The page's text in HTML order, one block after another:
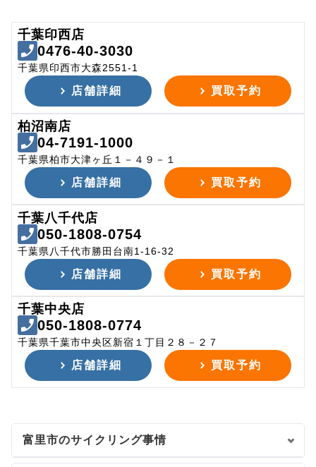
千葉印西店
0476-40-3030
千葉県印西市大森2551-1
店舗詳細 買取予約
柏沼南店
04-7191-1000
千葉県柏市大津ヶ丘１－４９－１
店舗詳細 買取予約
千葉八千代店
050-1808-0754
千葉県八千代市勝田台南1-16-32
店舗詳細 買取予約
千葉中央店
050-1808-0774
千葉県千葉市中央区新宿１丁目２８－２７
店舗詳細 買取予約
富里市のサイクリング事情